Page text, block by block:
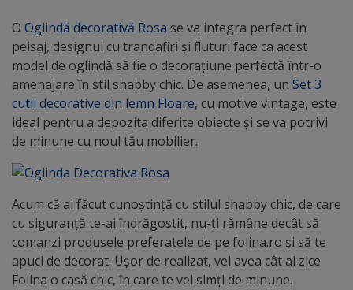
O Oglindă decorativă Rosa se va integra perfect în
peisaj, designul cu trandafiri şi fluturi face ca acest
model de oglindă să fie o decoraţiune perfectă într-o
amenajare în stil shabby chic. De asemenea, un Set 3
cutii decorative din lemn Floare, cu motive vintage, este
ideal pentru a depozita diferite obiecte și se va potrivi
de minune cu noul tău mobilier.
Acum că ai făcut cunoștință cu stilul shabby chic, de care
cu siguranță te-ai îndrăgostit, nu-ți rămâne decât să
comanzi produsele preferatele de pe folina.ro și să te
apuci de decorat. Ușor de realizat, vei avea cât ai zice
Folina o casă chic, în care te vei simți de minune.